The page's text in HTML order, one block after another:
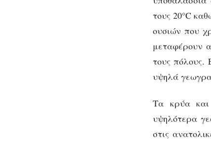
τους 20°C
ουσιών που
μεταφέρουν
τους πόλους.
υψηλά
Τα κρύα και
υψηλότερα
στις